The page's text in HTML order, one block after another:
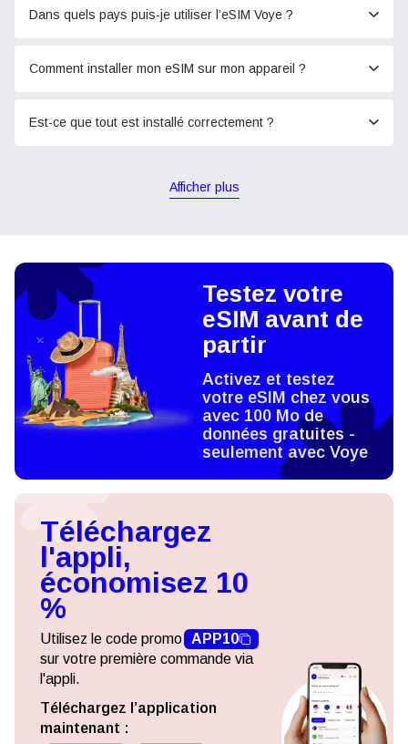
Dans quels pays puis-je utiliser l’eSIM Voye ?
Comment installer mon eSIM sur mon appareil ?
Est-ce que tout est installé correctement ?
Afficher plus
Testez votre
eSIM avant de
partir
Activez et testez
votre eSIM chez vous
avec 100 Mo de
données gratuites -
seulement avec Voye
Téléchargez
l'appli,
économisez 10
%
Utilisez le code promo APP10
sur votre première commande via
l'appli.
Téléchargez l’application
maintenant :